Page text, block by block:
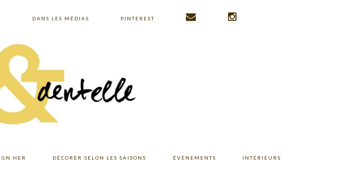
DANS LES MÉDIAS PINTEREST
DÉCORER SELON LES SAISONS ÉVÉNEMENTS INTÉRIEURS